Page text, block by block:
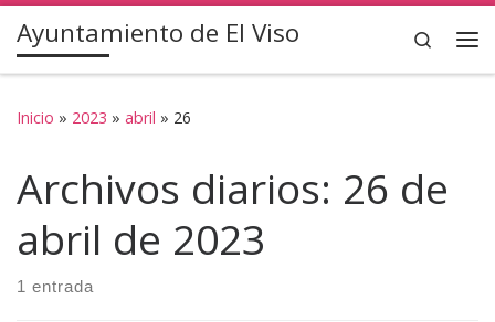
Saltar al contenido
Ayuntamiento de El Viso Search
Inicio » 2023 » abril » 26
Archivos diarios: 26 de
abril de 2023
1 entrada